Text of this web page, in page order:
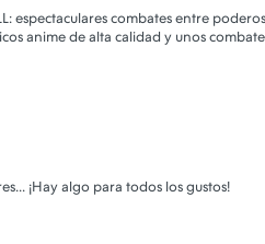
espectaculares combates entre
anime de alta calidad y unos
¡Hay algo para todos los gustos!